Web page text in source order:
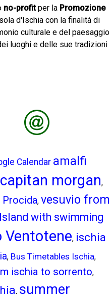
no-profitper la Promozione
d'Ischia con la finalità di
culturale e del paesaggio
luoghi e delle sue tradizioni
Calendar amalfi
capitan morgan,
, vesuvio from
with swimming
, ischia
, Bus Timetables Ischia,
ischia to sorrento,
, summer